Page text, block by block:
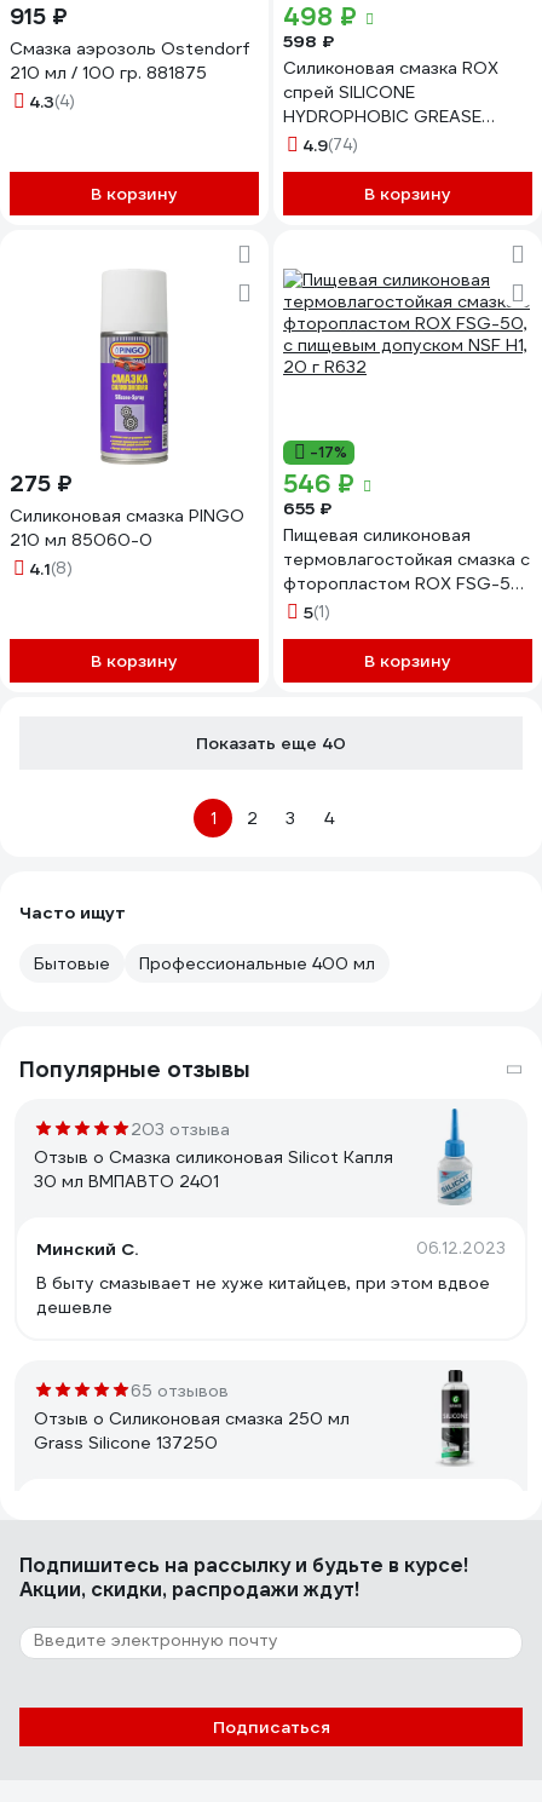
915 ₽
Смазка аэрозоль Ostendorf
210 мл / 100 гр. 881875
4.3(4)
В корзину
498 ₽
598 ₽
Силиконовая смазка ROX
спрей SILICONE
HYDROPHOBIC GREASE
аэрозольный баллон 400 мл
4.9(74)
В корзину
275 ₽
Силиконовая смазка PINGO
210 мл 85060-0
4.1(8)
В корзину
-17%
546 ₽
655 ₽
Пищевая силиконовая
термовлагостойкая смазка с
фторопластом ROX FSG-50,
с пищевым допуском NSF H1,
5(1)
В корзину
Показать еще 40
1 2 3 4
Часто ищут
Бытовые Профессиональные 400 мл
Популярные отзывы
203 отзыва
Отзыв о Смазка силиконовая Silicot Капля
30 мл ВМПАВТО 2401
Минский С. 06.12.2023
В быту смазывает не хуже китайцев, при этом вдвое
дешевле
65 отзывов
Отзыв о Силиконовая смазка 250 мл
Grass Silicone 137250
после смазки по ощущению резина стала более
эластичнее
Отзыв о Смазка густая силиконовая с
фторопластом 40 мл ABC ГС-1
Подпишитесь на рассылкуи будьте в курсе!
Акции, скидки, распродажи ждут!
Подписаться